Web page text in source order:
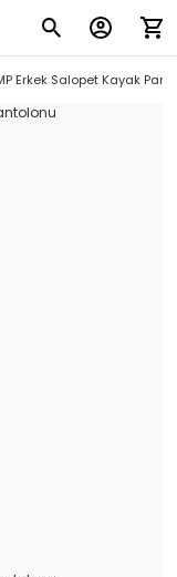
Erkek Salopet Kayak